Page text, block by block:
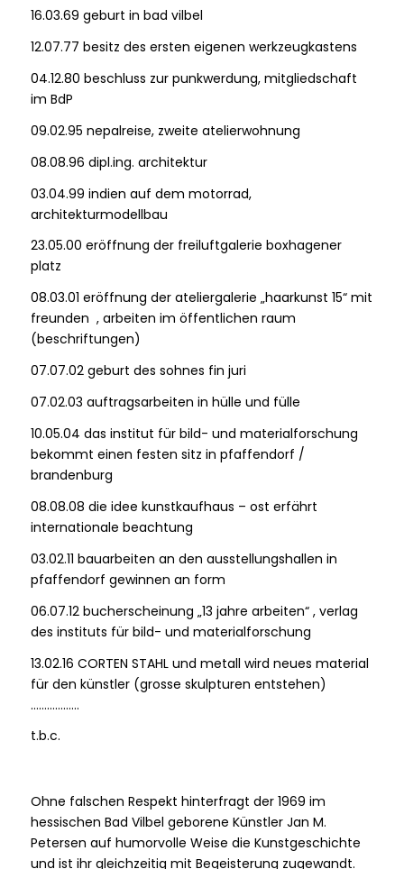
16.03.69 geburt in bad vilbel
12.07.77 besitz des ersten eigenen werkzeugkastens
04.12.80 beschluss zur punkwerdung, mitgliedschaft
im BdP
09.02.95 nepalreise, zweite atelierwohnung
08.08.96 dipl.ing. architektur
03.04.99 indien auf dem motorrad,
architekturmodellbau
23.05.00 eröffnung der freiluftgalerie boxhagener
platz
08.03.01 eröffnung der ateliergalerie „haarkunst 15“ mit
freunden , arbeiten im öffentlichen raum
(beschriftungen)
07.07.02 geburt des sohnes fin juri
07.02.03 auftragsarbeiten in hülle und fülle
10.05.04 das institut für bild- und materialforschung
bekommt einen festen sitz in pfaffendorf /
brandenburg
08.08.08 die idee kunstkaufhaus – ost erfährt
internationale beachtung
03.02.11 bauarbeiten an den ausstellungshallen in
pfaffendorf gewinnen an form
06.07.12 bucherscheinung „13 jahre arbeiten“ , verlag
des instituts für bild- und materialforschung
13.02.16 CORTEN STAHL und metall wird neues material
für den künstler (grosse skulpturen entstehen)
………………
t.b.c.
Ohne falschen Respekt hinterfragt der 1969 im
hessischen Bad Vilbel geborene Künstler Jan M.
Petersen auf humorvolle Weise die Kunstgeschichte
und ist ihr gleichzeitig mit Begeisterung zugewandt.